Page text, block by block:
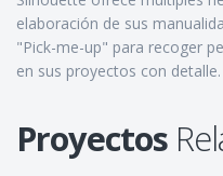
elaboración de sus
"Pick-me-up" para recoger
en sus proyectos con detalle.
Proyectos